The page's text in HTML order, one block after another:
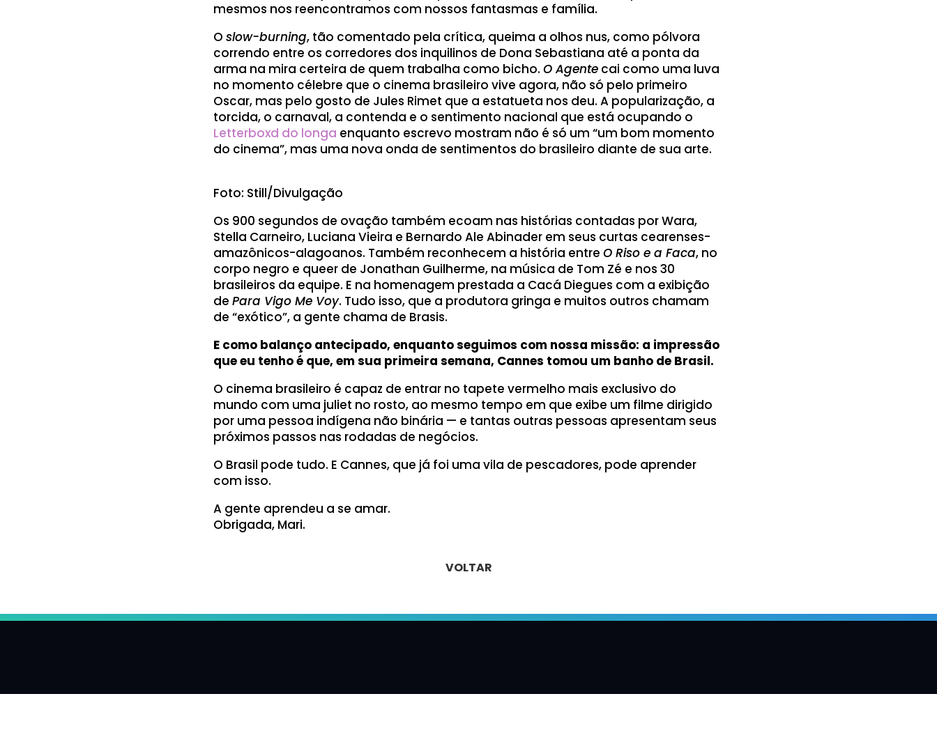
mesmos nos reencontramos com nossos fantasmas e família.
Oslow-burning, tão comentado pela crítica, queima a olhos nus, como pólvora
correndo entre os corredores dos inquilinos de Dona Sebastiana até a ponta da
arma na mira certeira de quem trabalha como bicho.O Agente cai como uma luva
no momento célebre que o cinema brasileiro vive agora, não só pelo primeiro
Oscar, mas pelo gosto de Jules Rimet que a estatueta nos deu. A popularização, a
torcida, o carnaval, a contenda e o sentimento nacional que está ocupando o
Letterboxd do longa enquanto escrevo mostram não é só um “um bom momento
do cinema”, mas uma nova onda de sentimentos do brasileiro diante de sua arte.
Foto: Still/Divulgação
Os 900 segundos de ovação também ecoam nas histórias contadas por Wara,
Stella Carneiro, Luciana Vieira e Bernardo Ale Abinader em seus curtas cearenses-
amazônicos-alagoanos. Também reconhecem a história entreO Riso e a Faca, no
corpo negro e queer de Jonathan Guilherme, na música de Tom Zé e nos 30
brasileiros da equipe. E na homenagem prestada a Cacá Diegues com a exibição
dePara Vigo Me Voy. Tudo isso, que a produtora gringa e muitos outros chamam
de “exótico”, a gente chama de Brasis.
E como balanço antecipado, enquanto seguimos com nossa missão: a impressão
que eu tenho é que, em sua primeira semana, Cannes tomou um banho de Brasil.
O cinema brasileiro é capaz de entrar no tapete vermelho mais exclusivo do
mundo com uma juliet no rosto, ao mesmo tempo em que exibe um filme dirigido
por uma pessoa indígena não binária — e tantas outras pessoas apresentam seus
próximos passos nas rodadas de negócios.
O Brasil pode tudo. E Cannes, que já foi uma vila de pescadores, pode aprender
com isso.
A gente aprendeu a se amar.
Obrigada, Mari.
VOLTAR